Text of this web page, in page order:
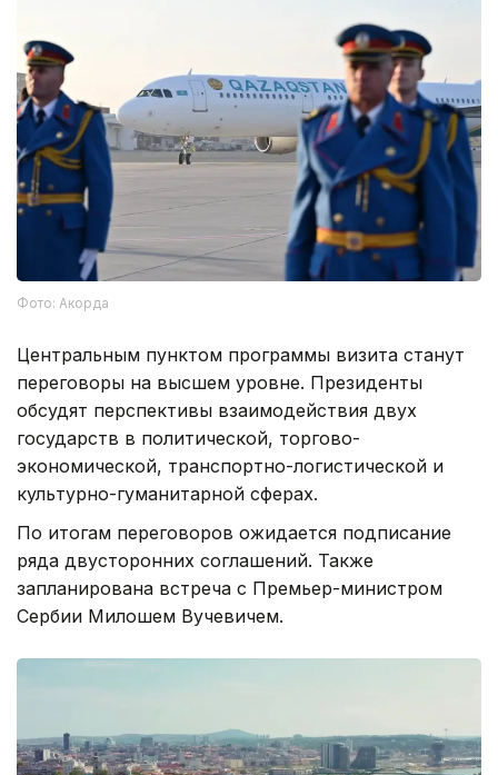
Фото: Акорда
Центральным пунктом программы визита станут
переговоры на высшем уровне. Президенты
обсудят перспективы взаимодействия двух
государств в политической, торгово-
экономической, транспортно-логистической и
культурно-гуманитарной сферах.
По итогам переговоров ожидается подписание
ряда двусторонних соглашений. Также
запланирована встреча с Премьер-министром
Сербии Милошем Вучевичем.